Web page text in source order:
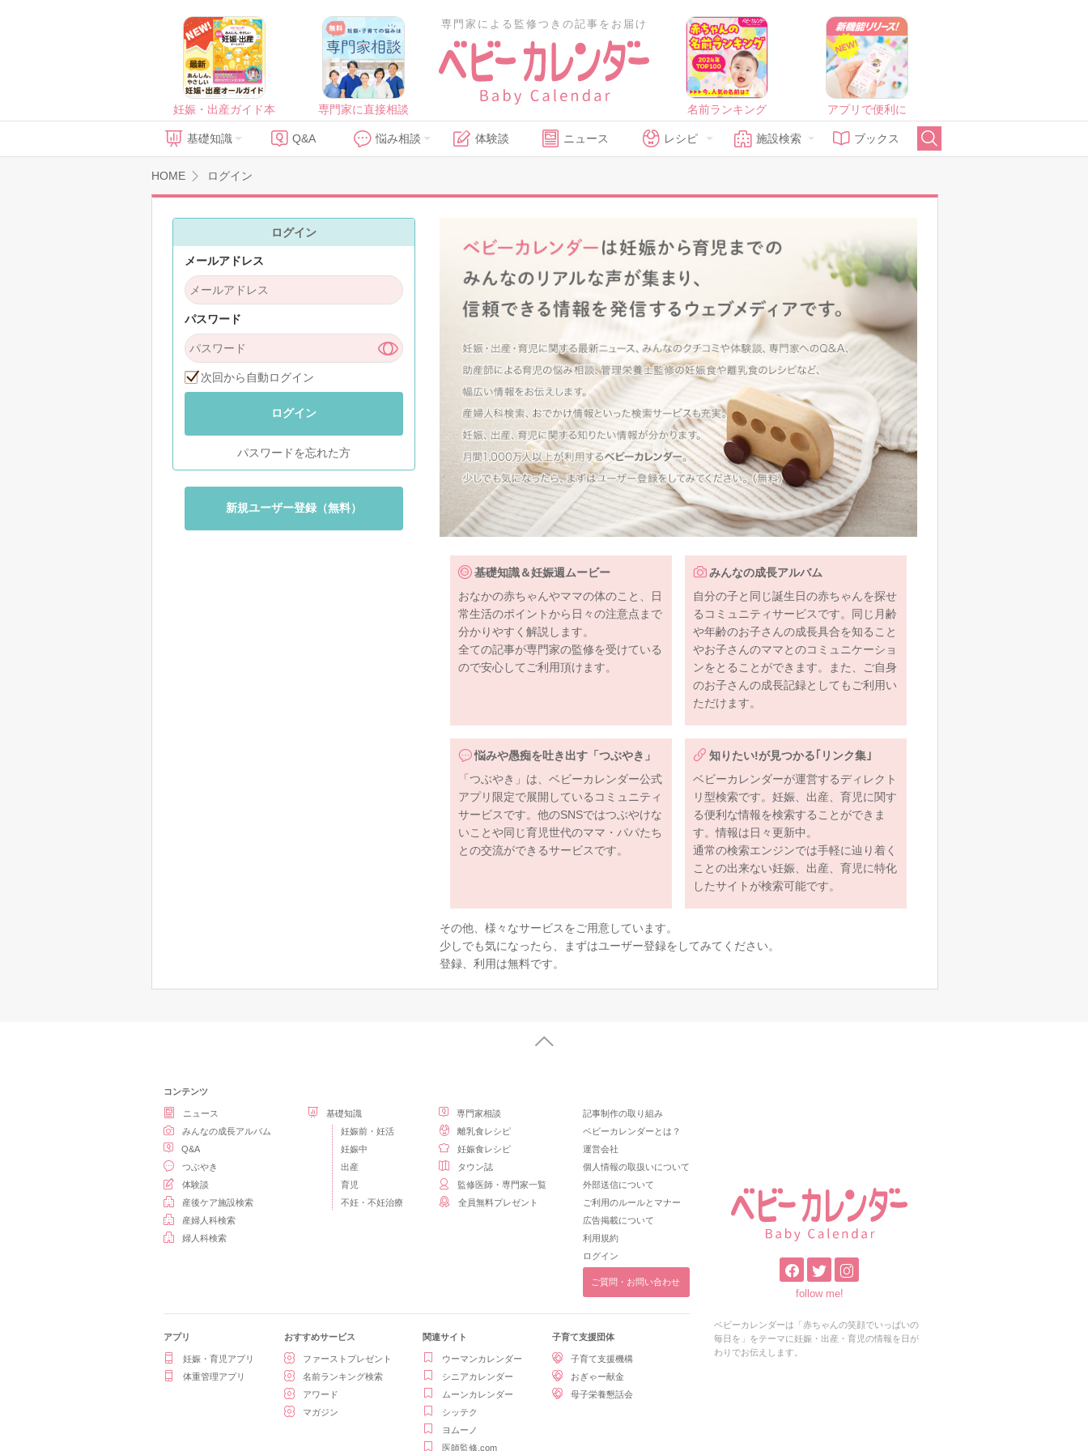
妊娠・出産ガイド本 専門家に直接相談
専門家による監修つきの記事をお届け
名前ランキング アプリで便利に
基礎知識 Q&A 悩み相談 体験談 ニュース レシピ 施設検索 ブックス
HOME ログイン
ログイン
メールアドレス
パスワード
次回から自動ログイン
ログイン
パスワードを忘れた方
新規ユーザー登録（無料）
基礎知識＆妊娠週ムービー
おなかの赤ちゃんやママの体のこと、日
常生活のポイントから日々の注意点まで
分かりやすく解説します。
全ての記事が専門家の監修を受けている
ので安心してご利用頂けます。
みんなの成長アルバム
自分の子と同じ誕生日の赤ちゃんを探せ
るコミュニティサービスです。同じ月齢
や年齢のお子さんの成長具合を知ること
やお子さんのママとのコミュニケーショ
ンをとることができます。また、ご自身
のお子さんの成長記録としてもご利用い
ただけます。
悩みや愚痴を吐き出す「つぶやき」
「つぶやき」は、ベビーカレンダー公式
アプリ限定で展開しているコミュニティ
サービスです。他のSNSではつぶやけな
いことや同じ育児世代のママ・パパたち
との交流ができるサービスです。
知りたい!が見つかる｢リンク集｣
ベビーカレンダーが運営するディレクト
リ型検索です。妊娠、出産、育児に関す
る便利な情報を検索することができま
す。情報は日々更新中。
通常の検索エンジンでは手軽に辿り着く
ことの出来ない妊娠、出産、育児に特化
したサイトが検索可能です。
その他、様々なサービスをご用意しています。
少しでも気になったら、まずはユーザー登録をしてみてください。
登録、利用は無料です。
コンテンツ
ニュース
みんなの成長アルバム
Q&A
つぶやき
体験談
産後ケア施設検索
産婦人科検索
婦人科検索
基礎知識
妊娠前・妊活
妊娠中
出産
育児
不妊・不妊治療
専門家相談
離乳食レシピ
妊娠食レシピ
タウン誌
監修医師・専門家一覧
全員無料プレゼント
記事制作の取り組み
ベビーカレンダーとは？
運営会社
個人情報の取扱いについて
外部送信について
ご利用のルールとマナー
広告掲載について
利用規約
ログイン
ご質問・お問い合わせ
アプリ
妊娠・育児アプリ
体重管理アプリ
おすすめサービス
ファーストプレゼント
名前ランキング検索
アワード
マガジン
関連サイト
ウーマンカレンダー
シニアカレンダー
ムーンカレンダー
シッテク
ヨムーノ
医師監修.com
子育て支援団体
子育て支援機構
おぎゃー献金
母子栄養懇話会
follow me!
ベビーカレンダーは「赤ちゃんの笑顔でいっぱいの
毎日を」をテーマに妊娠・出産・育児の情報を日が
わりでお伝えします。